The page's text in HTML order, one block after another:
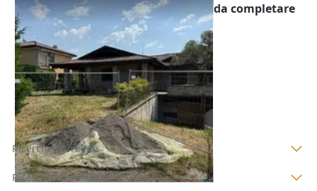
Asta Abitazione in villa bifamiliare da completare
con pertinenze
Calusco d'Adda (Bergamo)
Offerta minima
194.022 €
10/09/2026
Ricerche correlate
Ricerche correlate